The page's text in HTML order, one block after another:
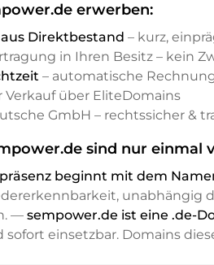
erwerben:
Direktbestand – kurz,
in Ihren Besitz – kein
– automatische
Verkauf über EliteDomains
GmbH – rechtssicher &
sind nur einmal
beginnt mit dem
unabhängig
— sempower.de ist eine .de-
sofort einsetzbar. Domains